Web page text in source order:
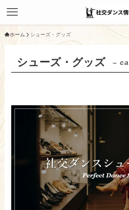
ホーム シューズ・グッズ
シューズ・グッズ –